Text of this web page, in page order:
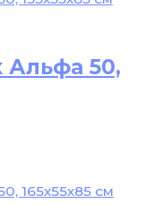
Альфа 50,